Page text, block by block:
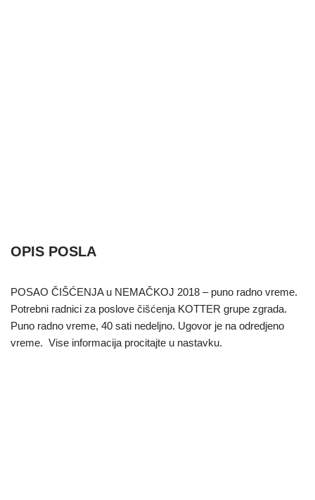
OPIS POSLA
POSAO ČIŠĆENJA u NEMAČKOJ 2018 – puno radno vreme.
Potrebni radnici za poslove čišćenja KOTTER grupe zgrada.
Puno radno vreme, 40 sati nedeljno. Ugovor je na odredjeno
vreme. Vise informacija procitajte u nastavku.